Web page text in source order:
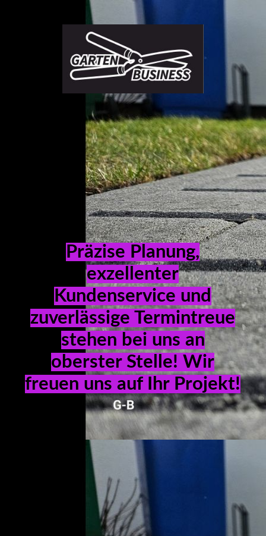
garten
BusinessBerlin -
Brandenburg
Präzise Planung,
exzellenter
Kundenservice und
zuverlässige Termintreue
stehen bei uns an
oberster Stelle! Wir
freuen uns auf Ihr Projekt!
Gartenbusiness
Blog Gartentipps und Tricks
Leistungen - Service
KONTAKT
IMPRESSUM